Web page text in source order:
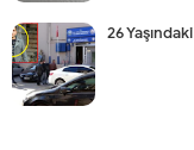
26